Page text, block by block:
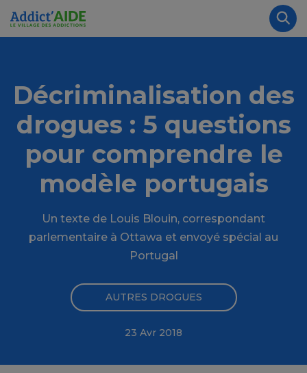
Aller au contenu principal
Décriminalisation des
drogues : 5 questions
pour comprendre le
modèle portugais
Un texte de Louis Blouin, correspondant
parlementaire à Ottawa et envoyé spécial au
Portugal
AUTRES DROGUES
23 Avr 2018
Panneau de gestion des cookies